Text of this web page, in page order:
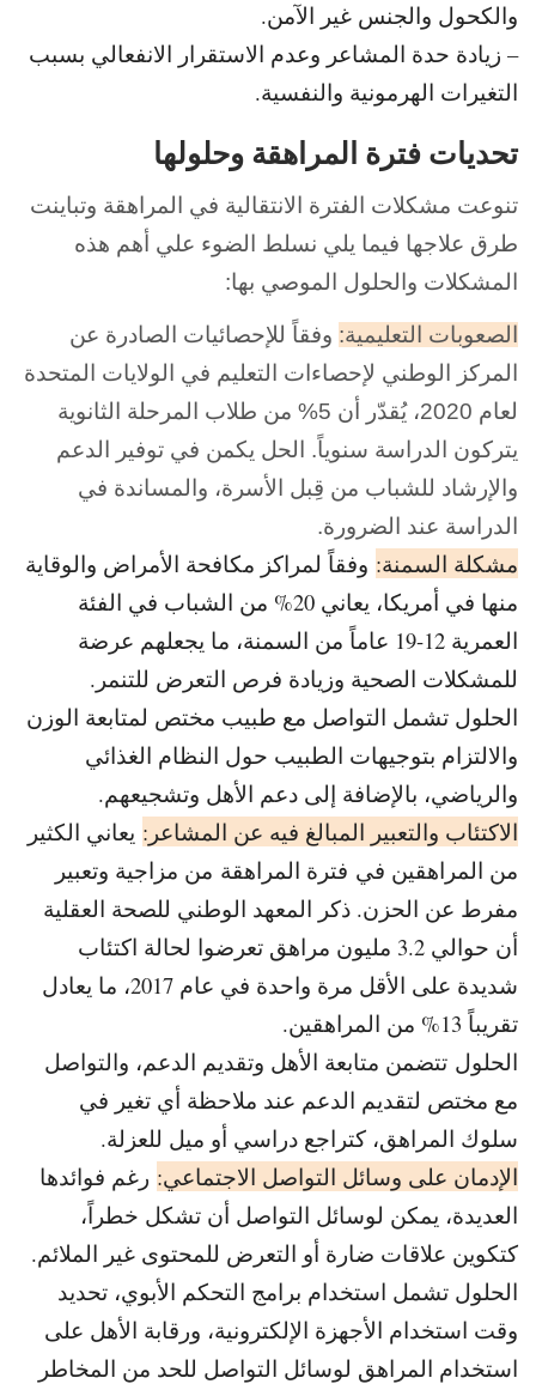
والكحول والجنس غير الآمن.
– زيادة حدة المشاعر وعدم الاستقرار الانفعالي بسبب
التغيرات الهرمونية والنفسية.
تحديات فترة المراهقة وحلولها
تنوعت مشكلات الفترة الانتقالية في المراهقة وتباينت
طرق علاجها فيما يلي نسلط الضوء علي أهم هذه
المشكلات والحلول الموصي بها:
الصعوبات التعليمية: وفقاً للإحصائيات الصادرة عن
المركز الوطني لإحصاءات التعليم في الولايات المتحدة
لعام 2020، يُقدّر أن 5% من طلاب المرحلة الثانوية
يتركون الدراسة سنوياً. الحل يكمن في توفير الدعم
والإرشاد للشباب من قِبل الأسرة، والمساندة في
الدراسة عند الضرورة.
مشكلة السمنة: وفقاً لمراكز مكافحة الأمراض والوقاية
منها في أمريكا، يعاني 20% من الشباب في الفئة
العمرية 12-19 عاماً من السمنة، ما يجعلهم عرضة
للمشكلات الصحية وزيادة فرص التعرض للتنمر.
الحلول تشمل التواصل مع طبيب مختص لمتابعة الوزن
والالتزام بتوجيهات الطبيب حول النظام الغذائي
والرياضي، بالإضافة إلى دعم الأهل وتشجيعهم.
الاكتئاب والتعبير المبالغ فيه عن المشاعر: يعاني الكثير
من المراهقين في فترة المراهقة من مزاجية وتعبير
مفرط عن الحزن. ذكر المعهد الوطني للصحة العقلية
أن حوالي 3.2 مليون مراهق تعرضوا لحالة اكتئاب
شديدة على الأقل مرة واحدة في عام 2017، ما يعادل
تقريباً 13% من المراهقين.
الحلول تتضمن متابعة الأهل وتقديم الدعم، والتواصل
مع مختص لتقديم الدعم عند ملاحظة أي تغير في
سلوك المراهق، كتراجع دراسي أو ميل للعزلة.
الإدمان على وسائل التواصل الاجتماعي: رغم فوائدها
العديدة، يمكن لوسائل التواصل أن تشكل خطراً،
كتكوين علاقات ضارة أو التعرض للمحتوى غير الملائم.
الحلول تشمل استخدام برامج التحكم الأبوي، تحديد
وقت استخدام الأجهزة الإلكترونية، ورقابة الأهل على
استخدام المراهق لوسائل التواصل للحد من المخاطر